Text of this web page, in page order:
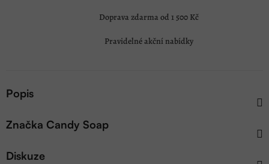
Doprava zdarma od 1 500 Kč
Pravidelné akční nabídky
Popis
Značka Candy Soap
Diskuze